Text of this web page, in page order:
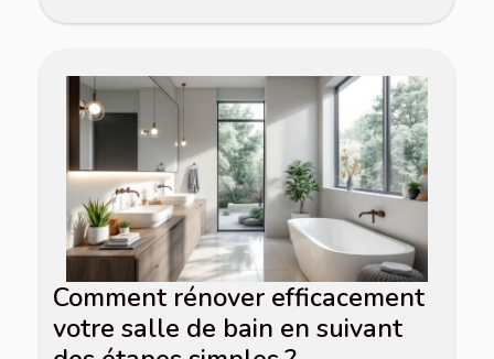
Comment rénover efficacement
votre salle de bain en suivant